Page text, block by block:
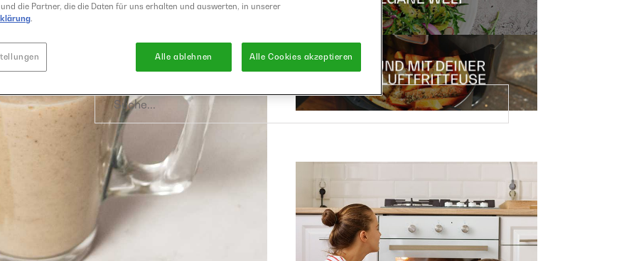
Mixer
Sous Vide
die Partner, die die Daten für uns erhalten und auswerten, in unserer
.
Alle ablehnen Alle Cookies akzeptieren